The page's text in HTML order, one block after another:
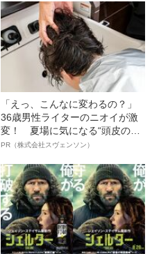
疑われたワケ
「えっ、こんなに変わるの？」
36歳男性ライターのニオイが激
変！ 夏場に気になる“頭皮のニ
オイ”や“ベタつき”を解消す
ト”が生み出した徹底ケアとは
PR（株式会社スヴェンソン）